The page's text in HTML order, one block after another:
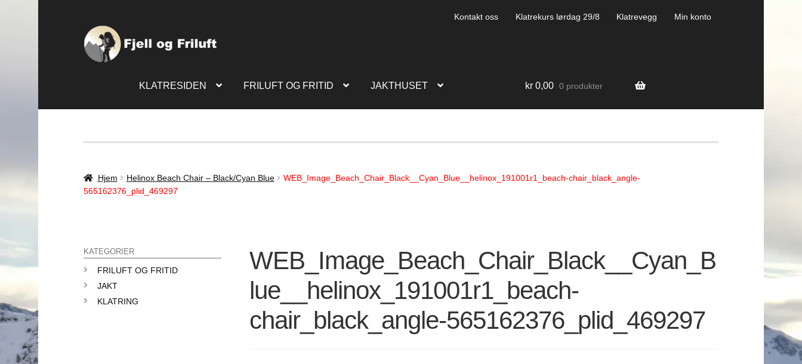
Kontakt oss Klatrekurs lørdag 29/8 Klatrevegg Min konto
KLATRESIDEN FRILUFT OG FRITID JAKTHUSET kr 0,00 0 produkter
Hjem Helinox Beach Chair – Black/Cyan Blue
WEB_Image_Beach_Chair_Black__Cyan_Blue__helinox_191001r1_beach-chair_black_angle-
565162376_plid_469297
WEB_Image_Beach_Chair_Black__Cyan_B
lue__helinox_191001r1_beach-
chair_black_angle-565162376_plid_469297
KATEGORIER
FRILUFT OG FRITID
JAKT
KLATRING